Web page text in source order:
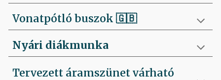
Vonatpótló buszok 🇬🇧
Nyári diákmunka
Tervezett áramszünet várható